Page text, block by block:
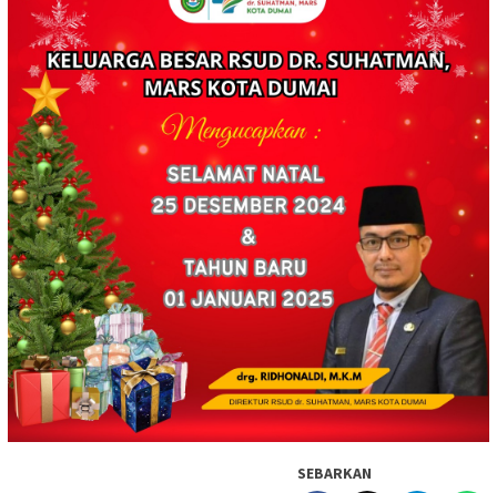
SEBARKAN